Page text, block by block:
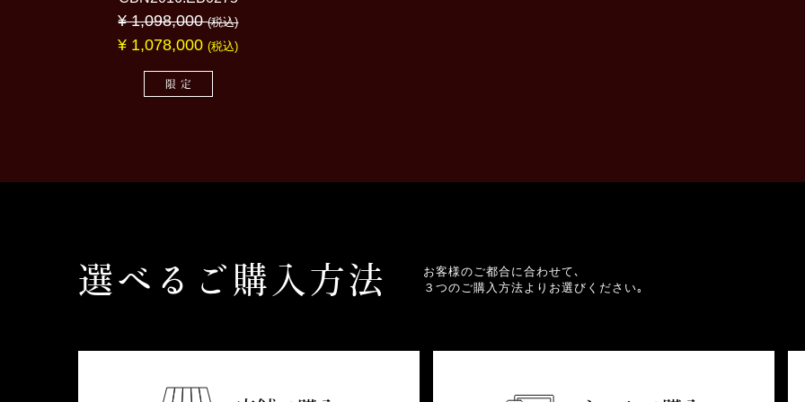
¥ 1,098,000(税込)
¥ 1,078,000 (税込)
限定
選べるご購入方法
お客様のご都合に合わせて､
３つのご購入方法よりお選びください｡